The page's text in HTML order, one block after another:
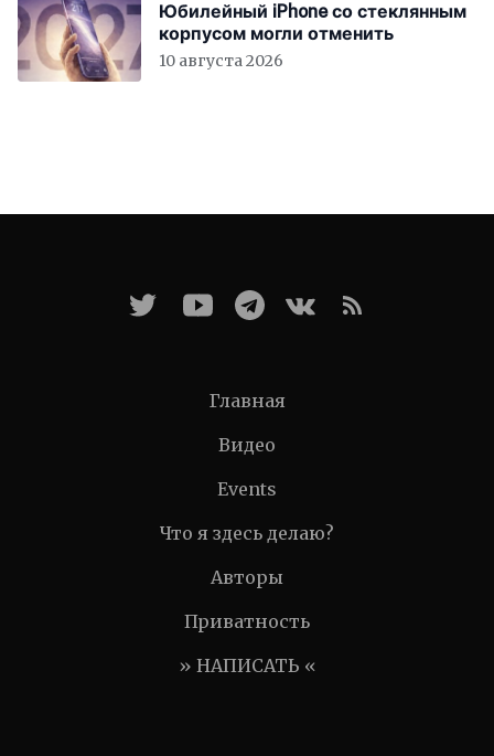
Юбилейный iPhone со стеклянным
корпусом могли отменить
10 августа 2026
Главная
Видео
Events
Что я здесь делаю?
Авторы
Приватность
» НАПИСАТЬ «